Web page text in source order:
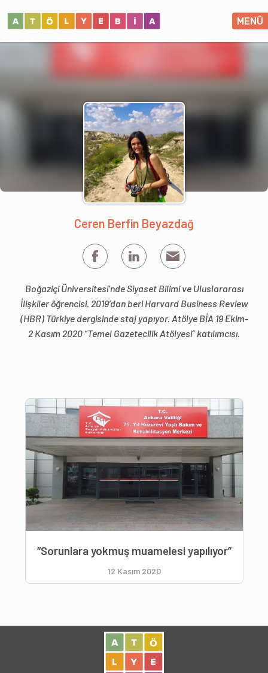
MENÜ
Ceren Berfin Beyazdağ
Boğaziçi Üniversitesi’nde Siyaset Bilimi ve Uluslararası
İlişkiler öğrencisi. 2019’dan beri Harvard Business Review
(HBR) Türkiye dergisinde staj yapıyor. Atölye BİA 19 Ekim-
2 Kasım 2020 “Temel Gazetecilik Atölyesi” katılımcısı.
“Sorunlara yokmuş muamelesi yapılıyor”
12 Kasım 2020